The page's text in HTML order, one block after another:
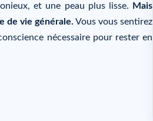
et une peau plus lisse. Mais
de vie générale. Vous vous sentirez
nécessaire pour rester en